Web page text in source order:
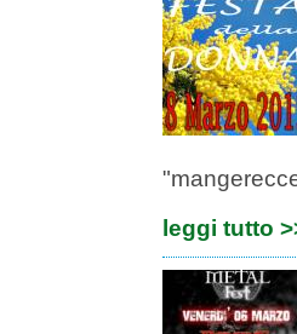
leggi tutto